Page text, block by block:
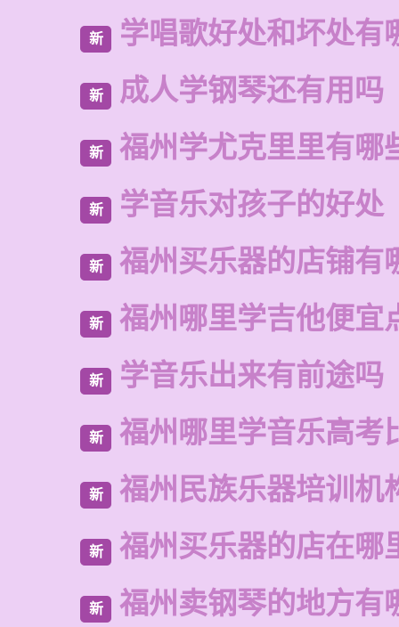
新 学唱歌好处和坏处有
新 成人学钢琴还有用吗
新 福州学尤克里里有哪
新 学音乐对孩子的好处
新 福州买乐器的店铺有
新 福州哪里学吉他便宜
新 学音乐出来有前途吗
新 福州哪里学音乐高考
新 福州民族乐器培训机
新 福州买乐器的店在哪
新 福州卖钢琴的地方有